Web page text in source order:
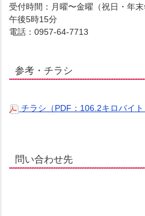
受付時間：月曜〜金曜（祝日・年
午後5時15分
電話：0957-64-7713
参考・チラシ
チラシ（PDF：106.2キロバイ
問い合わせ先